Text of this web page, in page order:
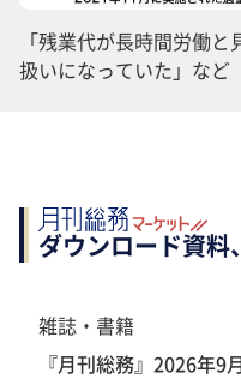
「残業代が長時間労働
扱いになっていた」な
ダウンロード資料
雑誌・書籍
『月刊総務』2026年9